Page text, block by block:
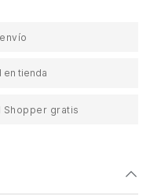
en tienda
Shopper gratis